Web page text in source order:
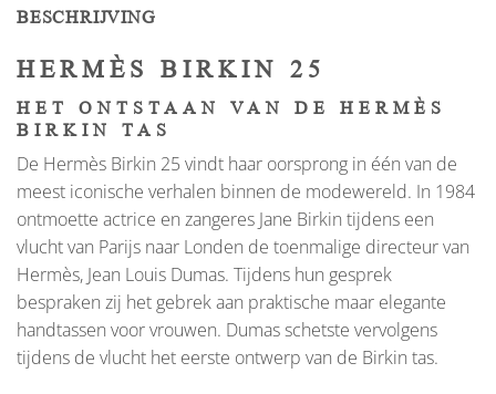
BESCHRIJVING
HERMÈS BIRKIN 25
HET ONTSTAAN VAN DE HERMÈS
BIRKIN TAS
De Hermès Birkin 25 vindt haar oorsprong in één van de
meest iconische verhalen binnen de modewereld. In 1984
ontmoette actrice en zangeres Jane Birkin tijdens een
vlucht van Parijs naar Londen de toenmalige directeur van
Hermès, Jean Louis Dumas. Tijdens hun gesprek
bespraken zij het gebrek aan praktische maar elegante
handtassen voor vrouwen. Dumas schetste vervolgens
tijdens de vlucht het eerste ontwerp van de Birkin tas.